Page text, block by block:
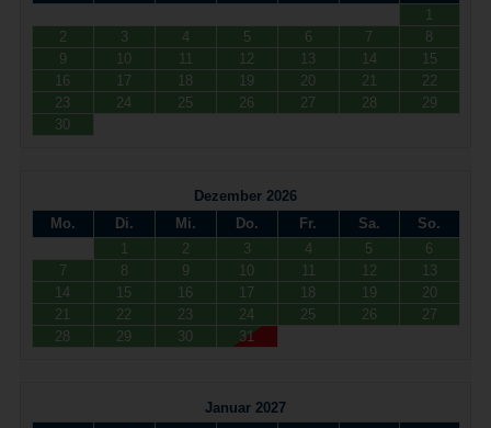
1
2
3 4 5 6 7
8
9
10 11 12 13 14
15
16
17 18 19 20 21
22
23
24 25 26 27 28
29
30
Dezember 2026
Mo.
Di. Mi. Do. Fr. Sa.
So.
1
2 3 4 5
6
7
8 9 10 11 12
13
14
15 16 17 18 19
20
21
22 23 24 25 26
27
28
29 30 31
Januar 2027